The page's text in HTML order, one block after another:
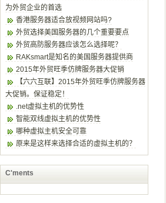
为外贸企业的首选
香港服务器适合放视频网站吗?
外贸选择美国服务器的几个重要要点
外贸高防服务器应该怎么选择呢？
RAKsmart是知名的美国服务器提供商
2015年外贸旺季仿牌服务器大促销
【六六互联】2015年外贸旺季仿牌服务器
大促销。保证稳定！
.net虚拟主机的优势性
智能双线虚拟主机的优势性
哪种虚拟主机安全可靠
原来是这样来选择合适的虚拟主机的？
C'ments